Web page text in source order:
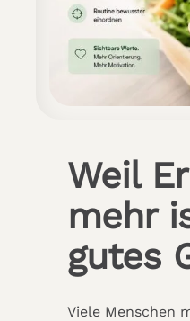
Weil
mehr
gutes
Viele Menschen